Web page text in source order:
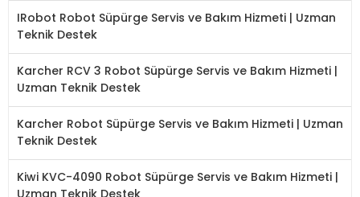
IRobot Robot Süpürge Servis ve Bakım Hizmeti | Uzman
Teknik Destek
Karcher RCV 3 Robot Süpürge Servis ve Bakım Hizmeti |
Uzman Teknik Destek
Karcher Robot Süpürge Servis ve Bakım Hizmeti | Uzman
Teknik Destek
Kiwi KVC-4090 Robot Süpürge Servis ve Bakım Hizmeti |
Uzman Teknik Destek